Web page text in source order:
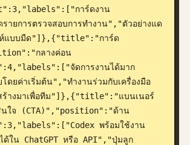
การ์ดงาน
ายการตรวจสอบการทำงาน","ตัวอย่างแด
ะห์แบบมืด"]},{"title":"การ์ด
กลางค่อน
จัดการงานได้มาก
ยค่าเริ่มต้น","ทำงานร่วมกับเครื่องมือ
ร้างมาเพื่อทีม"]},{"title":"แบนเนอร์
นใจ (CTA)","position":"ด้าน
พร้อมใช้งาน
ด้ใน ChatGPT หรือ API","ปุ่มลูก